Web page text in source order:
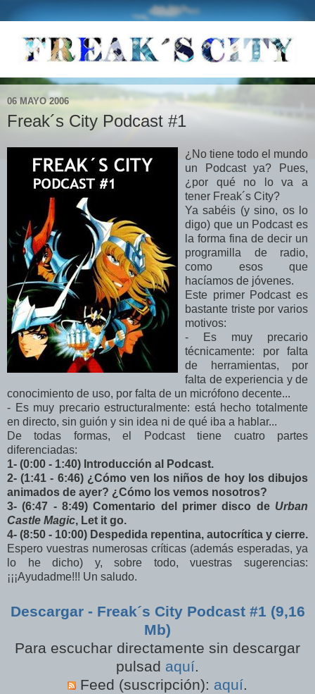
06 MAYO 2006
Freak´s City Podcast #1
¿No tiene todo el mundo
un Podcast ya? Pues,
¿por qué no lo va a
tener Freak´s City?
Ya sabéis (y sino, os lo
digo) que un Podcast es
la forma fina de decir un
programilla de radio,
como esos que
hacíamos de jóvenes.
Este primer Podcast es
bastante triste por varios
motivos:
- Es muy precario
técnicamente: por falta
de herramientas, por
falta de experiencia y de
conocimiento de uso, por falta de un micrófono decente...
- Es muy precario estructuralmente: está hecho totalmente
en directo, sin guión y sin idea ni de qué iba a hablar...
De todas formas, el Podcast tiene cuatro partes
diferenciadas:
1- (0:00 - 1:40) Introducción al Podcast.
2- (1:41 - 6:46) ¿Cómo ven los niños de hoy los dibujos
animados de ayer? ¿Cómo los vemos nosotros?
3- (6:47 - 8:49) Comentario del primer disco de Urban
Castle Magic, Let it go.
4- (8:50 - 10:00) Despedida repentina, autocrítica y cierre.
Espero vuestras numerosas críticas (además esperadas, ya
lo he dicho) y, sobre todo, vuestras sugerencias:
¡¡¡Ayudadme!!! Un saludo.
Descargar - Freak´s City Podcast #1 (9,16
Mb)
Para escuchar directamente sin descargar
pulsad aquí.
Feed (suscripción): aquí.